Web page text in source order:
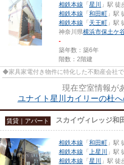
相鉄本線 「 星川
」駅 徒
相鉄本線 「 和田町 」駅
相鉄本線 「 天王町 」駅
神奈川県横浜市保土ケ
-
築年数：築6年
階数：2階建
◆家具家電付き物件に特化した不動産会社
現在空室情報が
ユナイト星川カイリーの杜
賃貸｜アパート スカイヴィレッジ和
相鉄本線 「 和田町 」駅
相鉄本線 「 上星川
」駅
相鉄本線 「 星川
」駅 徒